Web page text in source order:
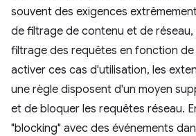
souvent des exigences
de filtrage de contenu et de réseau,
filtrage des requêtes en fonction
activer ces cas d'utilisation, les
une règle disposent d'un moyen
et de bloquer les requêtes réseau.
"blocking" avec des événements